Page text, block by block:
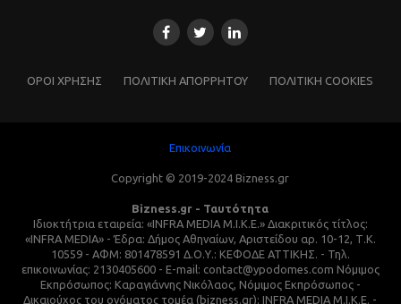
ΌΡΟΙ ΧΡΗΣΗΣ ΠΟΛΙΤΙΚΗ ΑΠΟΡΡΗΤΟΥ ΠΟΛΙΤΙΚΗ COOKIES
Επικοινωνία
Copyright © 2019-2024 Bizness.gr
Bizness.gr - Ταυτότητα
Ιδιοκτήτρια εταιρεία: «INFRA MEDIA M.I.K.E.» Διακριτικός τίτλος:
«INFRA MEDIA» - Έδρα: Δήμος Αθηναίων, Αριστείδου αρ. 10-12, Τ.Κ.
10559 - ΑΦΜ: 801478591 Δ.Ο.Υ.: ΚΕΦΟΔΕ ΑΤΤΙΚΗΣ. - Τηλ.
επικοινωνίας: 2130405600 - E-mail: contact@ypodomes.com Νόμιμος
Εκπρόσωπος: Καραγιάννης Νικόλαος, Νόμιμος Εκπρόσωπος -
Δικαιούχος του ονόματος τομέα (bizness.gr): INFRA MEDIA M.I.K.E. -